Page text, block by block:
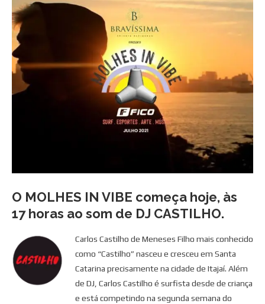
O MOLHES IN VIBE começa hoje, às
17 horas ao som de DJ CASTILHO.
Carlos Castilho de Meneses Filho mais conhecido
como “Castilho” nasceu e cresceu em Santa
Catarina precisamente na cidade de Itajaí. Além
de DJ, Carlos Castilho é surfista desde de criança
e está competindo na segunda semana do